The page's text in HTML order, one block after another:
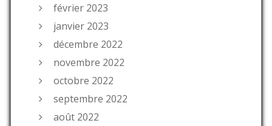
février 2023
janvier 2023
décembre 2022
novembre 2022
octobre 2022
septembre 2022
août 2022